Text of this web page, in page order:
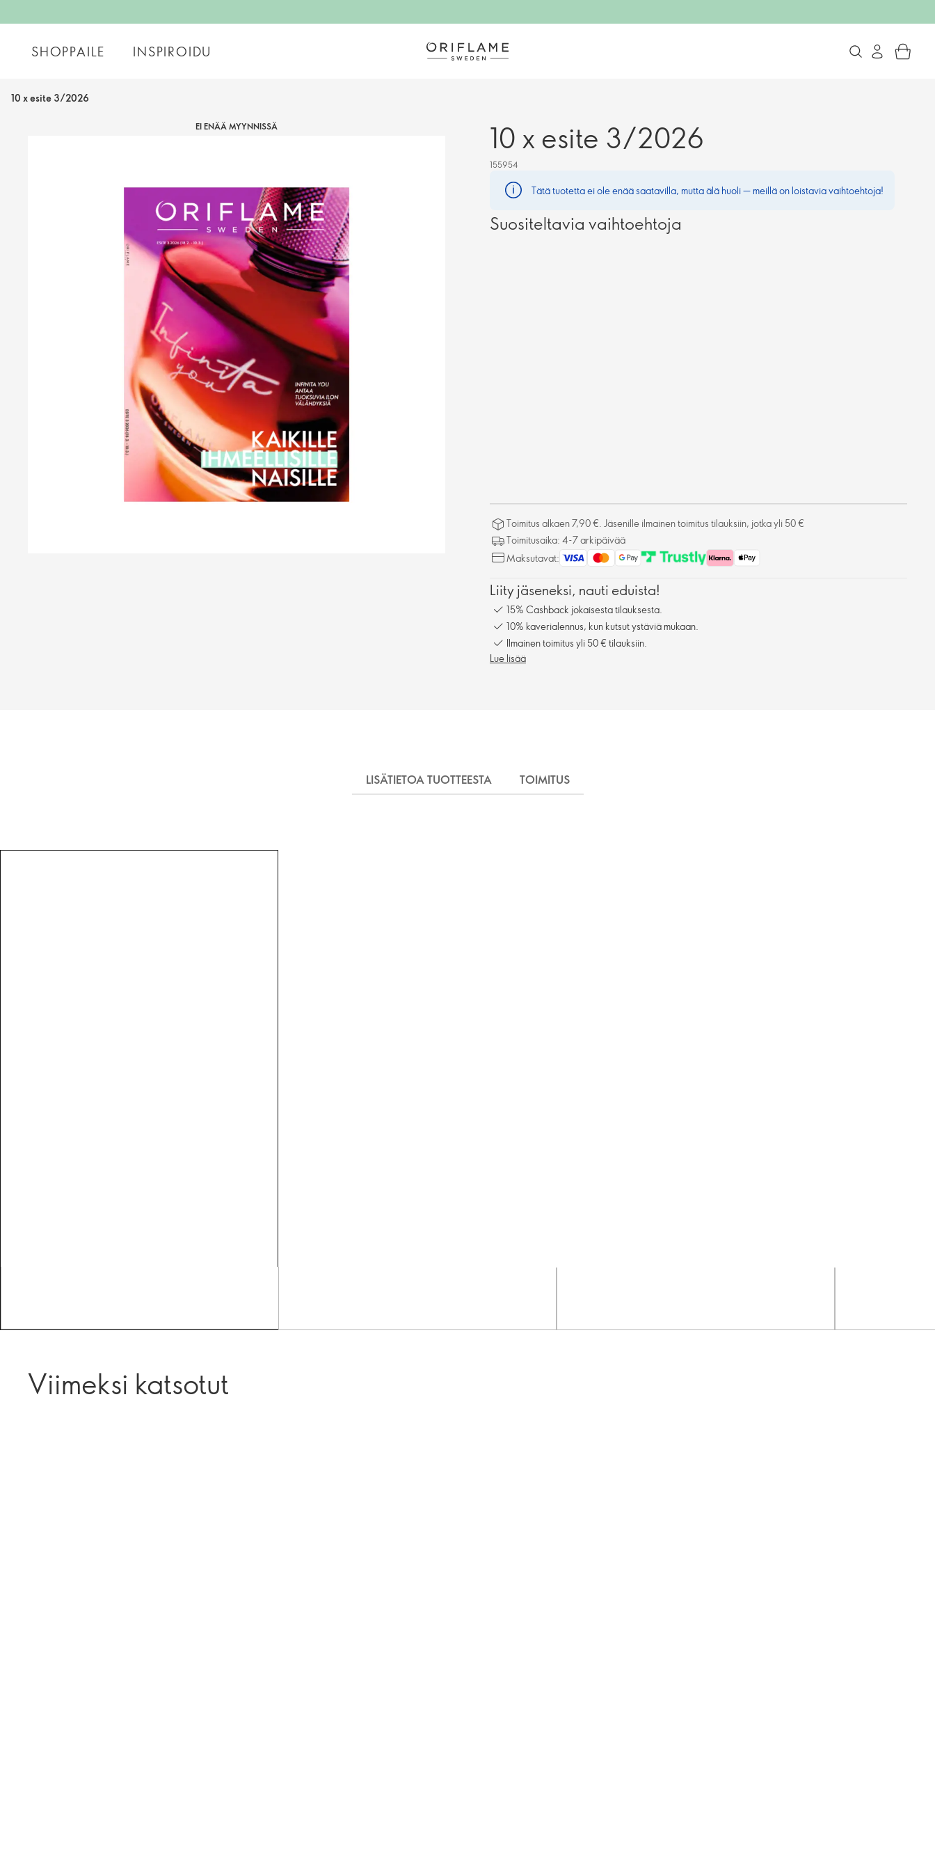
SHOPPAILE INSPIROIDU
10 x esite 3/2026
EI ENÄÄ MYYNNISSÄ 10 x esite 3/2026
155954
Tätä tuotetta ei ole enää saatavilla, mutta älä huoli — meillä on loistavia vaihtoehtoja!
Suositeltavia vaihtoehtoja
Toimitus alkaen 7,90 €. Jäsenille ilmainen toimitus tilauksiin, jotka yli 50 €
Toimitusaika: 4-7 arkipäivää
Maksutavat:
Liity jäseneksi, nauti eduista!
15% Cashback jokaisesta tilauksesta.
10% kaverialennus, kun kutsut ystäviä mukaan.
Ilmainen toimitus yli 50 € tilauksiin.
Lue lisää
LISÄTIETOA TUOTTEESTA TOIMITUS
Viimeksi katsotut